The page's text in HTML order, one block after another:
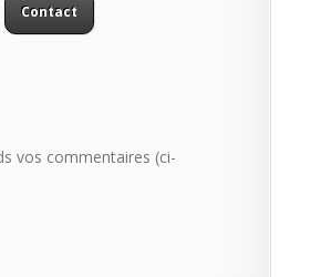
Contact
vos commentaires (ci-